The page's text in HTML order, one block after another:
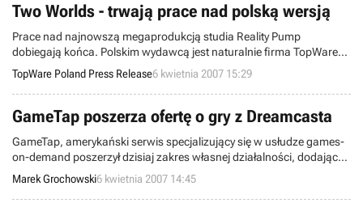
Cullen oraz Frank Welker.
Two Worlds - trwają prace nad polską wersją
Prace nad najnowszą megaprodukcją studia Reality Pump
dobiegają końca. Polskim wydawcą jest naturalnie firma TopWare
Poland. Obecnie trwają prace związane z lokalizacją tej obszernej,
nietuzinkowej gry.
TopWare Poland Press Release6 kwietnia 2007 15:29
GameTap poszerza ofertę o gry z Dreamcasta
GameTap, amerykański serwis specjalizujący się w usłudze games-
on-demand poszerzył dzisiaj zakres własnej działalności, dodając
do swej bogatej oferty siedem tytułów. Nie byłoby w tym nic
nadzwyczajnego, gdyby nie fakt, że udostępnione projekty to gry,
Marek Grochowski6 kwietnia 2007 14:45